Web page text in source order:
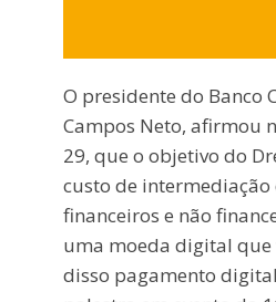
O presidente do Banco
Campos Neto, afirmou
29, que o objetivo do
custo de intermediação
financeiros e não
uma moeda digital
disso pagamento